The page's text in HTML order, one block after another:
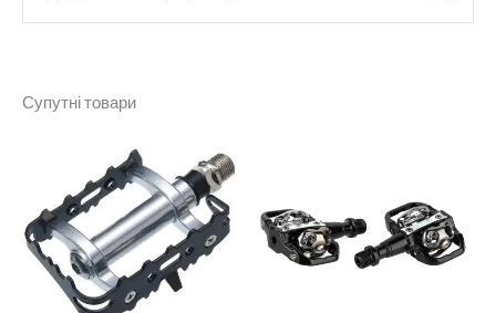
Колір
Матеріал
Супутні товари